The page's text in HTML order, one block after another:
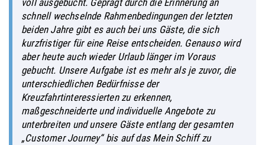
voll ausgebucht. Geprägt durch die Erinnerung an
schnell wechselnde Rahmenbedingungen der letzten
beiden Jahre gibt es auch bei uns Gäste, die sich
kurzfristiger für eine Reise entscheiden. Genauso wird
aber heute auch wieder Urlaub länger im Voraus
gebucht. Unsere Aufgabe ist es mehr als je zuvor, die
unterschiedlichen Bedürfnisse der
Kreuzfahrtinteressierten zu erkennen,
maßgeschneiderte und individuelle Angebote zu
unterbreiten und unsere Gäste entlang der gesamten
„Customer Journey“ bis auf das Mein Schiffzu